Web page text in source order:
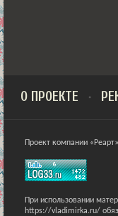
О ПРОЕКТЕ
Проект компании «Реарт»
При использовании
https://vladimirka.ru/